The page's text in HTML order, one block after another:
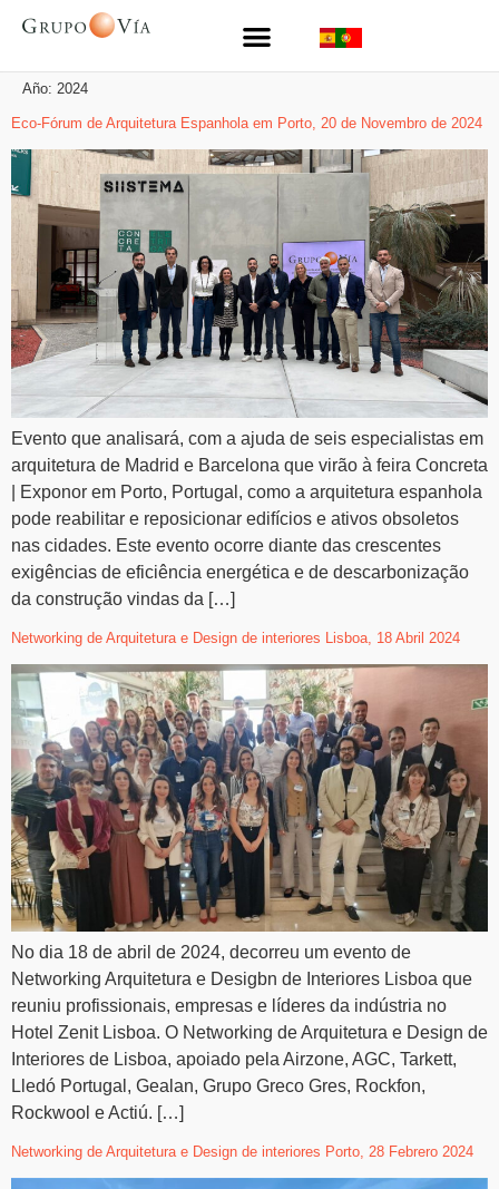
Año: 2024
Eco-Fórum de Arquitetura Espanhola em Porto, 20 de Novembro de 2024
Evento que analisará, com a ajuda de seis especialistas em
arquitetura de Madrid e Barcelona que virão à feira Concreta
| Exponor em Porto, Portugal, como a arquitetura espanhola
pode reabilitar e reposicionar edifícios e ativos obsoletos
nas cidades. Este evento ocorre diante das crescentes
exigências de eficiência energética e de descarbonização
da construção vindas da […]
Networking de Arquitetura e Design de interiores Lisboa, 18 Abril 2024
No dia 18 de abril de 2024, decorreu um evento de
Networking Arquitetura e Desigbn de Interiores Lisboa que
reuniu profissionais, empresas e líderes da indústria no
Hotel Zenit Lisboa. O Networking de Arquitetura e Design de
Interiores de Lisboa, apoiado pela Airzone, AGC, Tarkett,
Lledó Portugal, Gealan, Grupo Greco Gres, Rockfon,
Rockwool e Actiú. […]
Networking de Arquitetura e Design de interiores Porto, 28 Febrero 2024